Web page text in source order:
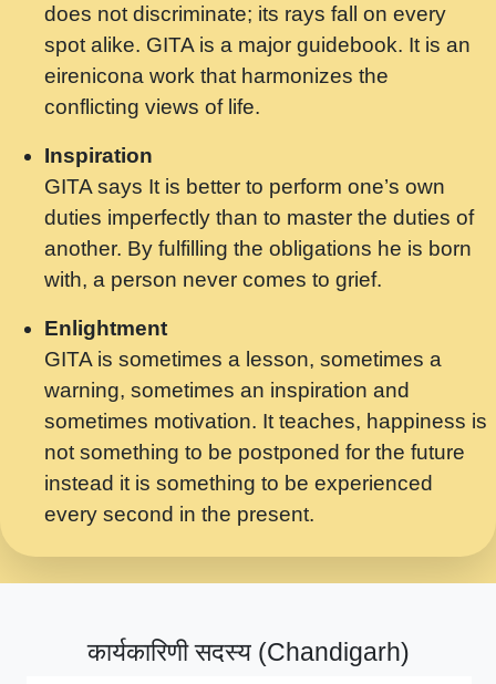
मन अशांत मंत्र जाप - गीता प्रेरणा -Swami
Gyananand Ji Maharaj.mp3
मन बध लय परम वल कगन Special Shyam
Saawariya.mp3
मर गनय न अपरध लडडल शर रध.... Shri
ravinandan shastri ji maharaj.mp3
मेरे मन हरी का ध्यान लगा - भजन भाव - 2018 -
Rishikesh - Swami Gyananand Ji
Maharaj.mp3
यह हसरत तलब ह नकज कमर Yahi Hasraten
Talab Hai Bhav Pravah #bhajan.mp3
लडल ज बल ल क ज न लग Sadhvi Purnima Ji
7.9.2021 जवल नगर दलल #बसर.mp3
सख भ मझ पयर ह दख भ मझ पयर ह!छड म कस दत
सपरहट भजन 2021 - तर अखय ह जद भर बहर ज म
सपरहट शयम भजन - जय जय शयम जय जय शयम
does not discriminate; its rays fall on every
spot alike. GITA is a major guidebook. It is an
eirenicona work that harmonizes the
conflicting views of life.
Inspiration
GITA says It is better to perform one’s own
duties imperfectly than to master the duties of
another. By fulfilling the obligations he is born
with, a person never comes to grief.
Enlightment
GITA is sometimes a lesson, sometimes a
warning, sometimes an inspiration and
sometimes motivation. It teaches, happiness is
not something to be postponed for the future
instead it is something to be experienced
every second in the present.
कार्यकारिणी सदस्य (Chandigarh)